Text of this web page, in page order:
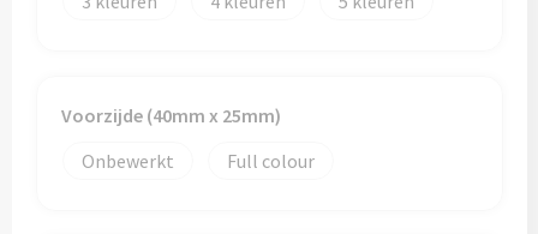
Voorzijde (40mm x 25mm)
Onbewerkt
Full colour